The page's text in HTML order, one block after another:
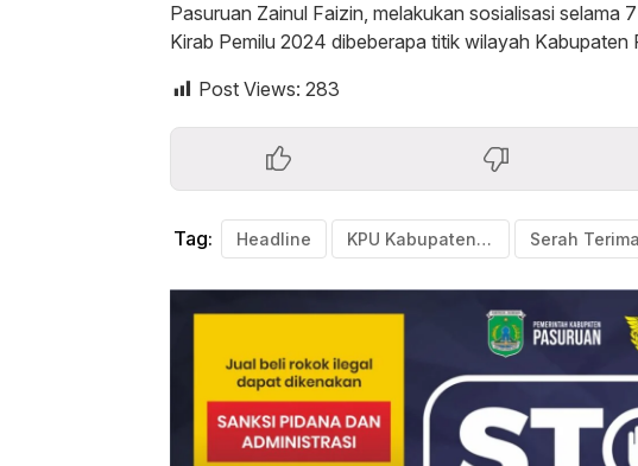
Pasuruan Zainul Faizin, melakukan sosialisasi selama
Kirab Pemilu 2024 dibeberapa titik wilayah Kabupaten
Post Views: 283
Tag: Headline KPU Kabupaten Pasuruan "Pemilu Sebagai Sarana Integritas Bangsa"